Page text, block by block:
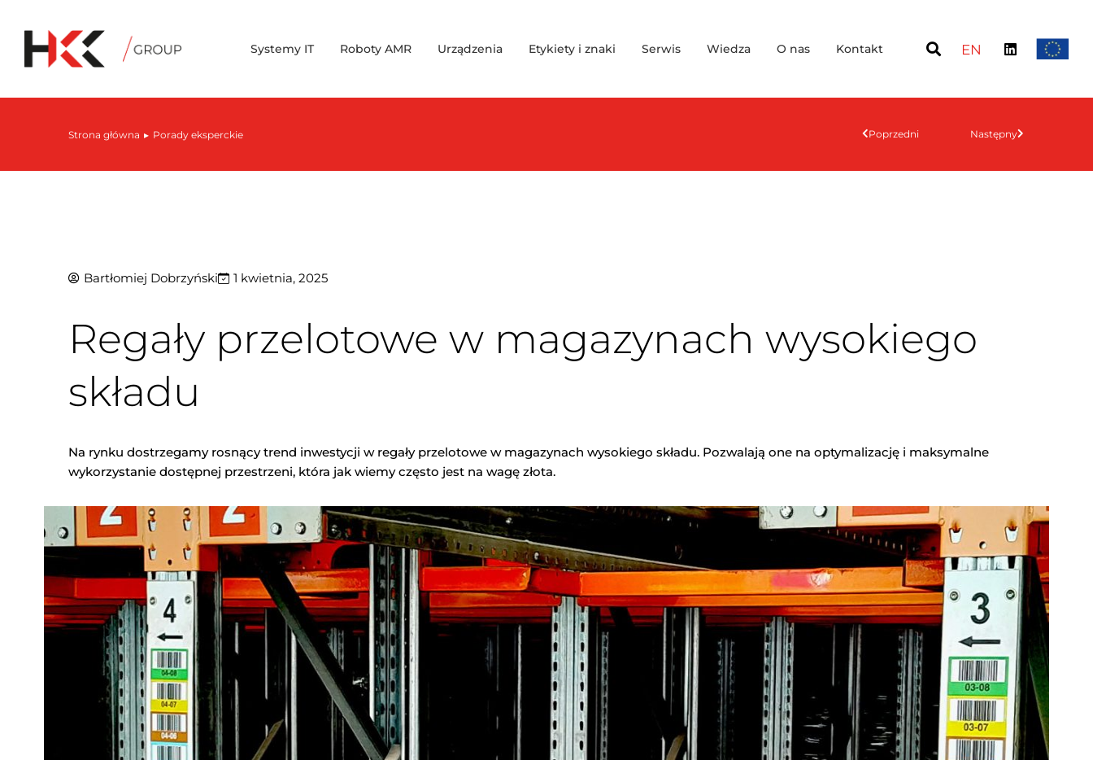
Systemy IT Roboty AMR Urządzenia Etykiety i znaki Serwis Wiedza O nas Kontakt EN
Jesteś tutaj:
Strona główna Porady eksperckie Poprzedni Następny
Bartłomiej Dobrzyński 1 kwietnia, 2025
Regały przelotowe w magazynach wysokiego
składu
Na rynku dostrzegamy rosnący trend inwestycji w regały przelotowe w magazynach wysokiego składu. Pozwalają one na optymalizację i maksymalne
wykorzystanie dostępnej przestrzeni, która jak wiemy często jest na wagę złota.